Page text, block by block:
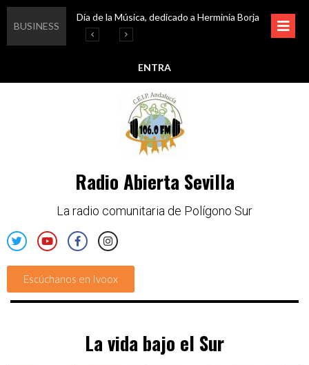
BUSINESS
Día de la Música, dedicado a Herminia Borja
Educar en igualdad, para un futuro sin machismo Esta semana disfruta de oferta cultural en Asociación Solidaridad
Igualando al Sur, el cuidado y la limpieza del entorno
ENTRA
Radio Abierta Sevilla
La radio comunitaria de Polígono Sur
Escúchanos en Ivoox
La vida bajo el Sur